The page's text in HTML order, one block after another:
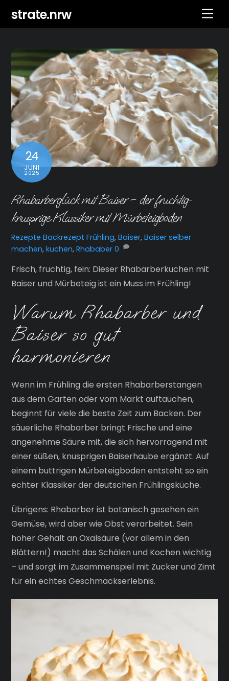
strate.nrw
24
JUNI
2025
Rhabarberglück mit Baiser – der fruchtig-
knusprige Klassiker mit Mürbeteigboden
Rezepte Backrezept Frühling,Baiser,Baiser selber
machen,kuchen,Rhababer 0
Frisch, fruchtig, fein: Dieser Rhabarberkuchen mit
Baiser und Mürbeteig ist ein Muss im Frühling!
Warum Rhabarber und
Baiser so gut
harmonieren
Wenn im Frühling die ersten Rhabarberstangen
aus dem Garten oder vom Markt auftauchen,
beginnt für viele die beste Zeit zum Backen. Der
säuerliche Rhabarber bringt Frische und eine
angenehme Säure mit, die sich hervorragend mit
einer süßen, knusprigen Baiserhaube ergänzt. Auf
einem buttrigen Mürbeteigboden entsteht so ein
echter Klassiker der deutschen Frühlingsküche.
Übrigens: Rhabarber ist botanisch gesehen ein
Gemüse, wird aber wie Obst verarbeitet. Sein
hoher Gehalt an Oxalsäure (vor allem in den
Blättern!) macht das Schälen und Kochen wichtig
– und sorgt im Zusammenspiel mit Zucker und Zimt
für ein echtes Geschmackserlebnis.